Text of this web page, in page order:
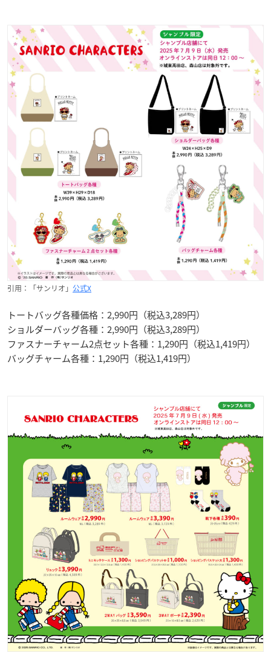
引用：「サンリオ」 公式X
トートバッグ各種価格：2,990円（税込3,289円）
ショルダーバッグ各種：2,990円（税込3,289円）
ファスナーチャーム2点セット各種：1,290円（税込1,419円）
バッグチャーム各種：1,290円（税込1,419円）